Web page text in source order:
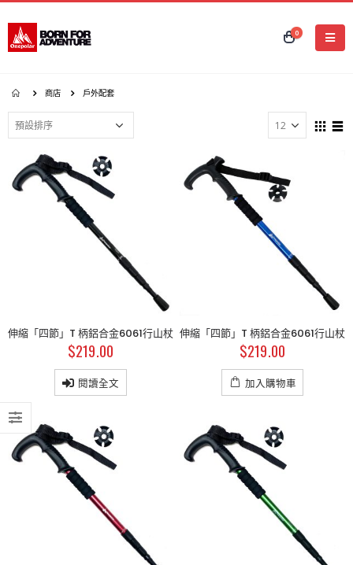
0
商店 戶外配套
伸縮「四節」T 柄鋁合金6061行山杖
$219.00
閱讀全文
伸縮「四節」T 柄鋁合金6061行山杖
$219.00
加入購物車